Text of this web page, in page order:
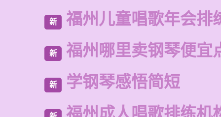
新 福州儿童唱歌年会排
新 福州哪里卖钢琴便宜
新 学钢琴感悟简短
福州成人唱歌排练机